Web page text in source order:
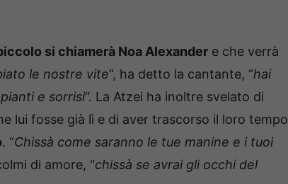
si chiamerà Noa Alexander e che verrà
le nostre vite“, ha detto la cantante, “hai
e sorrisi“. La Atzei ha inoltre svelato di
lui fosse già lì e di aver trascorso il loro tempo
. “Chissà come saranno le tue manine e i tuoi
di amore, “chissà se avrai gli occhi del